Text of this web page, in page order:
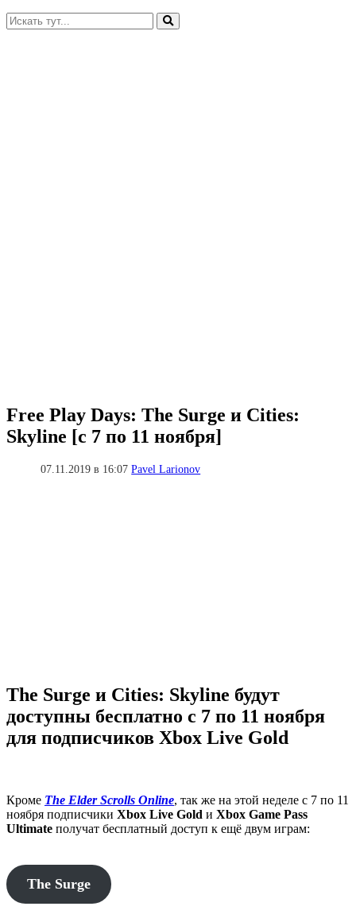
Искать:
Free Play Days: The Surge и Cities:
Skyline [с 7 по 11 ноября]
07.11.2019 в 16:07Pavel Larionov
The Surge и Cities: Skyline будут
доступны бесплатно с 7 по 11 ноября
для подписчиков Xbox Live Gold
Кроме The Elder Scrolls Online, так же на этой неделе с 7 по 11
ноября подписчики Xbox Live Gold и Xbox Game Pass
Ultimate получат бесплатный доступ к ещё двум играм:
The Surge